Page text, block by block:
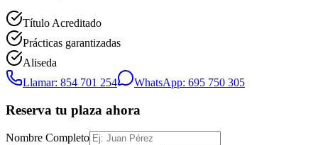
Título Acreditado
Prácticas garantizadas
Aliseda
Llamar: 854 701 254
WhatsApp: 695 750 305
Reserva tu plaza ahora
Nombre Completo